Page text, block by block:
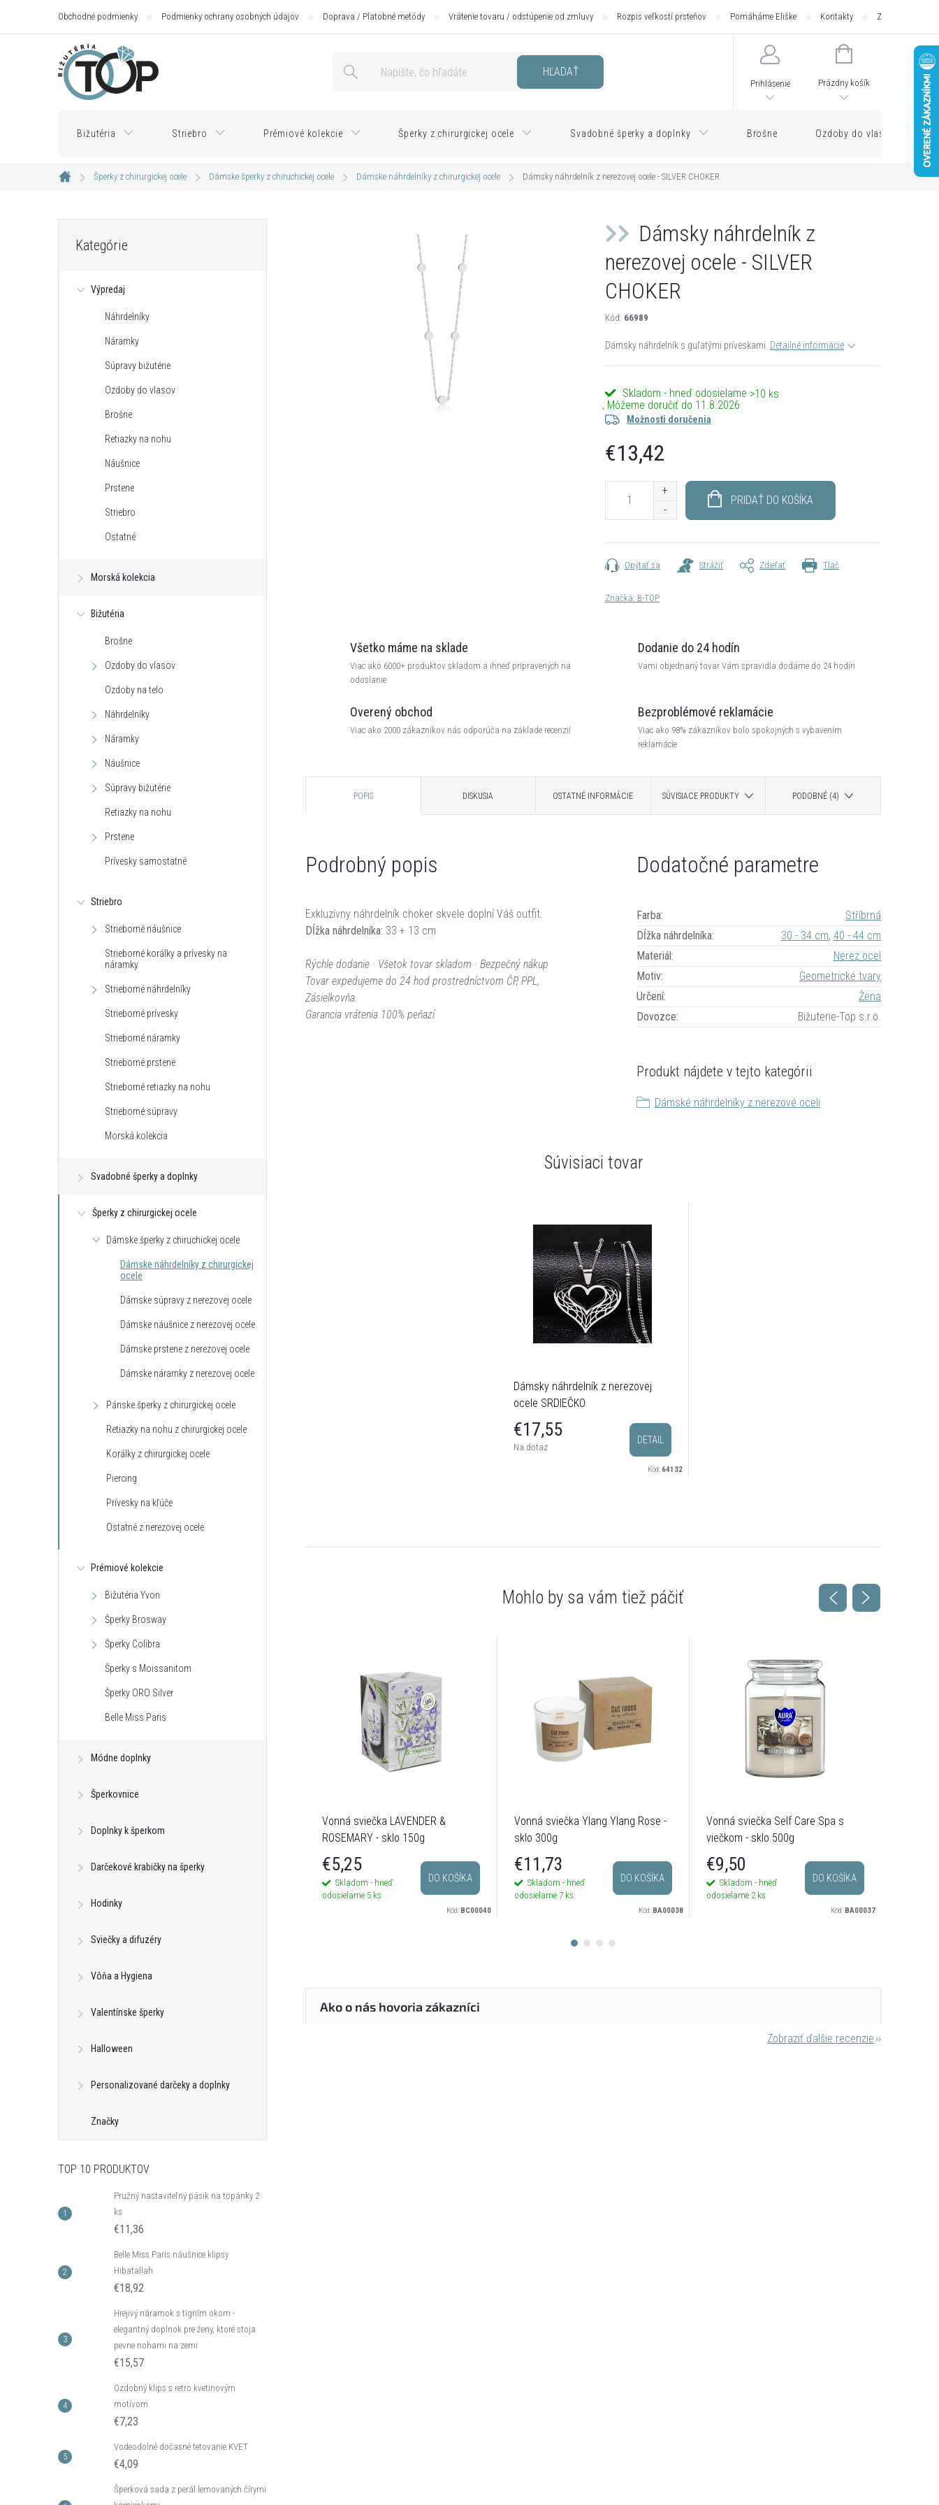
Obchodné podmienky Podmienky ochrany osobných údajov Doprava / Platobné metódy Vrátenie tovaru / odstúpenie od zmluvy Rozpis veľkostí prsteňov Pomáháme Eliške Kontakty Zásilkovna -
HĽADAŤ
Prihlásenie
NÁKUPNÝ
Prázdny košík
Bižutéria Striebro Prémiové kolekcie Šperky z chirurgickej ocele Svadobné šperky a doplnky Brošne Ozdoby do vlasov
Domov
Šperky z chirurgickej ocele Dámske šperky z chiruchickej ocele Dámske náhrdelníky z chirurgickej ocele Dámsky náhrdelník z nerezovej ocele - SILVER CHOKER
kategórie
Kategórie
Výpredaj
Náhrdelníky
Náramky
Súpravy bižutérie
Ozdoby do vlasov
Brošne
Retiazky na nohu
Náušnice
Prstene
Striebro
Ostatné
Morská kolekcia
Bižutéria
Brošne
Ozdoby do vlasov
Ozdoby na telo
Náhrdelníky
Náramky
Náušnice
Súpravy bižutérie
Retiazky na nohu
Prstene
Prívesky samostatné
Striebro
Strieborné náušnice
Strieborné korálky a prívesky na
náramky
Strieborné náhrdelníky
Strieborné prívesky
Strieborné náramky
Strieborné prstene
Strieborné retiazky na nohu
Strieborné súpravy
Morská kolekcia
Svadobné šperky a doplnky
Šperky z chirurgickej ocele
Dámske šperky z chiruchickej ocele
Dámske náhrdelníky z chirurgickej
ocele
Dámske súpravy z nerezovej ocele
Dámske náušnice z nerezovej ocele
Dámske prstene z nerezovej ocele
Dámske náramky z nerezovej ocele
Pánske šperky z chirurgickej ocele
Retiazky na nohu z chirurgickej ocele
Korálky z chirurgickej ocele
Piercing
Prívesky na kľúče
Ostatné z nerezovej ocele
Prémiové kolekcie
Bižutéria Yvon
Šperky Brosway
Šperky Colibra
Šperky s Moissanitom
Šperky ORO Silver
Belle Miss Paris
Módne doplnky
Šperkovnice
Doplnky k šperkom
Darčekové krabičky na šperky
Hodinky
Sviečky a difuzéry
Vôňa a Hygiena
Valentínske šperky
Halloween
Personalizované darčeky a doplnky
Značky
TOP 10 PRODUKTOV
Pružný nastaviteľný pásik na topánky 2
ks
€11,36
Belle Miss Paris náušnice klipsy
Hibatallah
€18,92
Hrejivý náramok s tigriím okom -
elegantný doplnok pre ženy, ktoré stoja
pevne nohami na zemi
€15,57
Ozdobný klips s retro kvetinovým
motívom
€7,23
Vodeodolné dočasné tetovanie KVET
€4,09
Šperková sada z perál lemovaných čírymi
Dámsky náhrdelník z
nerezovej ocele - SILVER
CHOKER
Kód: 66989
Dámsky náhrdelník s guľatými príveskami. Detailné informácie
Skladom - hneď odosielame >10 ks
11.8.2026
Možnosti doručenia
€13,42
PRIDAŤ DO KOŠÍKA
Tlač
Opýtať sa Strážiť Zdieľať
Značka: B-TOP
Všetko máme na sklade
Viac ako 6000+ produktov skladom a ihneď pripravených na
odoslanie
Dodanie do 24 hodín
Vami objednaný tovar Vám spravidla dodáme do 24 hodín
Overený obchod
Viac ako 2000 zákazníkov nás odporúča na základe recenzií
Bezproblémové reklamácie
Viac ako 98% zákazníkov bolo spokojných s vybavením
reklamácie
POPIS DISKUSIA OSTATNÉ INFORMÁCIE SÚVISIACE PRODUKTY PODOBNÉ (4)
Podrobný popis
Exkluzívny náhrdelník choker skvele doplní Váš outfit.
Dĺžka náhrdelníka: 33 + 13 cm
Rýchle dodanie · Všetok tovar skladom · Bezpečný nákup
Tovar expedujeme do 24 hod prostredníctvom ČP, PPL,
Zásielkovňa.
Garancia vrátenia 100% peňazí
Dodatočné parametre
Farba:
Stříbrná
Dĺžka náhrdelníka: 30 - 34 cm, 40 - 44 cm
Materiál:
Nerez ocel
Motiv:
Geometrické tvary
Určení:
Žena
Dovozce: Bižuterie-Top s.r.o.
Produkt nájdete v tejto kategórii
Dámské náhrdelníky z nerezové oceli
Súvisiaci tovar
Dámsky náhrdelník z nerezovej
ocele SRDIEČKO
€17,55
Na dotaz
DETAIL
Kód: 64132
BA00037
sklo 800g
€18,46
Vonná sviečka LAVENDER &
ROSEMARY - sklo 150g
€5,25
Skladom - hneď
odosielame 5 ks
DO KOŠÍKA
Kód: BC00040
Vonná sviečka Ylang Ylang Rose -
sklo 300g
€11,73
Skladom - hneď
odosielame 7 ks
DO KOŠÍKA
Kód: BA00038
Vonná sviečka Self Care Spa s
viečkom - sklo 500g
€9,50
Skladom - hneď
odosielame 2 ks
DO KOŠÍKA
Kód: BA00037
Zobraziť ďalšie recenzie